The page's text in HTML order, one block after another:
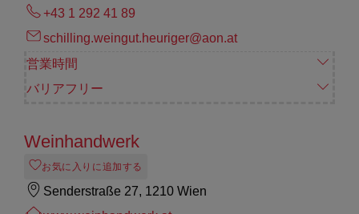
+43 1 292 41 89
schilling.weingut.heuriger@aon.at
営業時間
バリアフリー
Weinhandwerk
お気に入りに追加する
Senderstraße 27, 1210 Wien